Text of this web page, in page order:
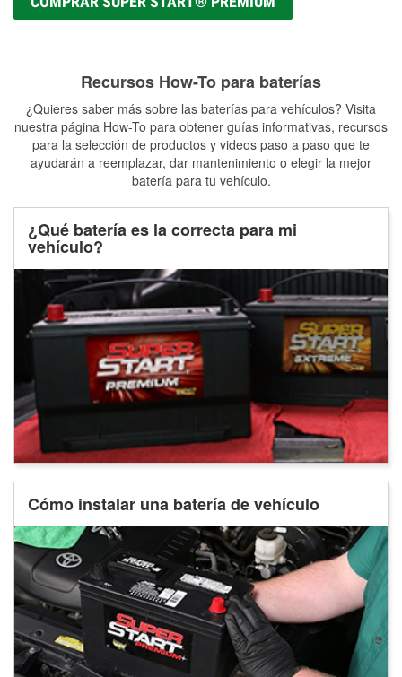
Recursos How-To para baterías
¿Quieres saber más sobre las baterías para vehículos? Visita
nuestra página How-To para obtener guías informativas, recursos
para la selección de productos y videos paso a paso que te
ayudarán a reemplazar, dar mantenimiento o elegir la mejor
batería para tu vehículo.
¿Qué batería es la correcta para mi
vehículo?
Cómo instalar una batería de vehículo